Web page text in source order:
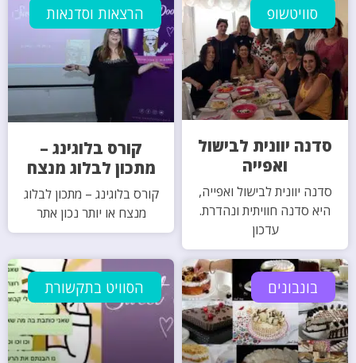
סוויטשופ
סדנה יוונית לבישול
ואפייה
סדנה יוונית לבישול ואפייה,
היא סדנה חוויתית ונהדרת.
עדכון
הרצאות וסדנאות
קורס בלוגינג –
מתכון לבלוג מנצח
קורס בלוגינג – מתכון לבלוג
מנצח או יותר נכון אתר
בונבונים הסוויט בתקשורת